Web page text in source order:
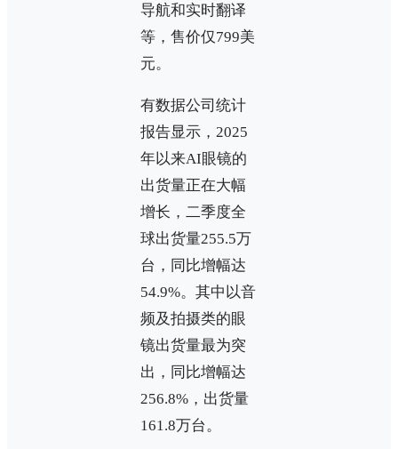
导航和实时翻译
等，售价仅799美
元。
有数据公司统计
报告显示，2025
年以来AI眼镜的
出货量正在大幅
增长，二季度全
球出货量255.5万
台，同比增幅达
54.9%。其中以音
频及拍摄类的眼
镜出货量最为突
出，同比增幅达
256.8%，出货量
161.8万台。